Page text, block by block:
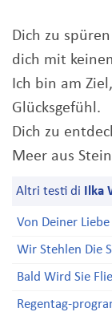
Dich zu
dich mit
Ich bin am
Glücksgefühl.
Dich zu
Meer aus
Altri testi di Ilka
Von Deiner
Wir Stehlen Die
Bald Wird Sie
Regentag-